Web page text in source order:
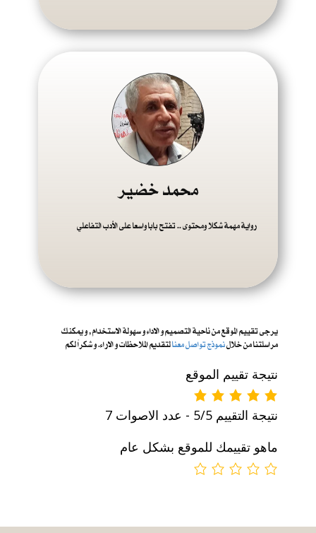
محمد خضير
رواية مهمة شكلا ومحتوى .. تفتح بابا واسعا على الأدب التفاعلي
يرجى تقييم الموقع من ناحية التصميم و الاداء و سهولة الاستخدام , و يمكنك
مراسلتنا من خلالنموذج تواصل معنالتقديم الملاحظات و الاراء. و شكراً لكم
نتيجة تقييم الموقع
نتيجة التقييم 5/5 - عدد الاصوات 7
ماهو تقييمك للموقع بشكل عام